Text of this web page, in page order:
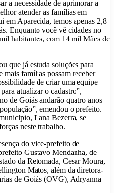
a necessidade de aprimorar a
atender as famílias em
em Aparecida, temos apenas 2,8
Enquanto você vê cidades no
habitantes, com 14 mil Mães de
que já estuda soluções para
mais famílias possam receber
de criar uma equipe
atualizar o cadastro”,
de Goiás andarão quatro anos
emendou o prefeito.
Lana Bezerra, se
neste trabalho.
do vice-prefeito de
Gustavo Mendanha, de
da Retomada, Cesar Moura,
Matos, além da diretora-
de Goiás (OVG), Adryanna